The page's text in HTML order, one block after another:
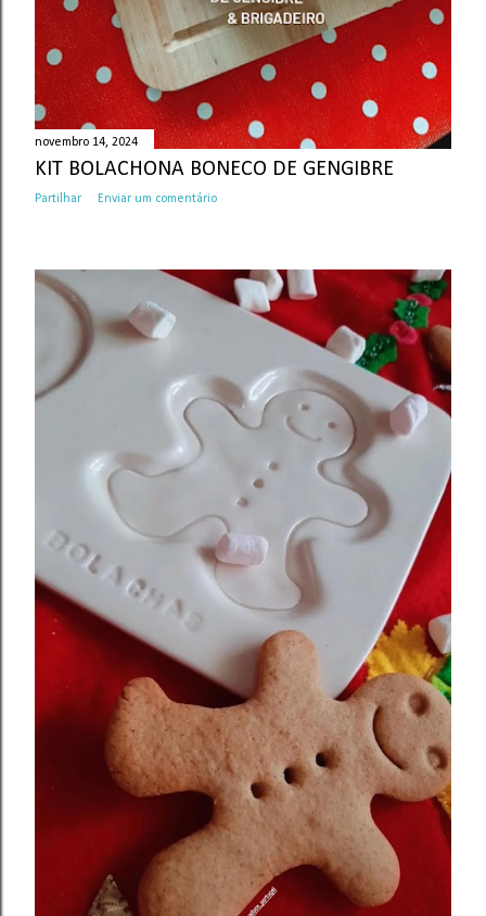
novembro 14, 2024
KIT BOLACHONA BONECO DE GENGIBRE
Partilhar Enviar um comentário